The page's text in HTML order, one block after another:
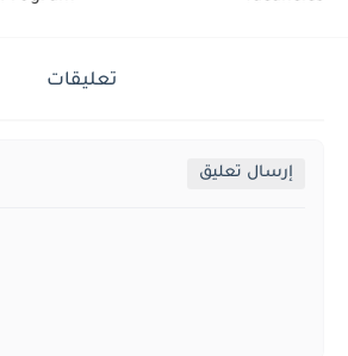
تعليقات
إرسال تعليق